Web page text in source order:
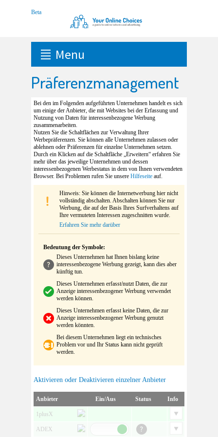
Menu
Präferenzmanagement
Bei den im Folgenden aufgeführten Unternehmen handelt es sich
um einige der Anbieter, die mit Websites bei der Erfassung und
Nutzung von Daten für interessenbezogene Werbung
zusammenarbeiten.
Nutzen Sie die Schaltflächen zur Verwaltung Ihrer
Werbepräferenzen. Sie können alle Unternehmen zulassen oder
ablehnen oder Präferenzen für einzelne Unternehmen setzen.
Durch ein Klicken auf die Schaltfläche „Erweitern“ erfahren Sie
mehr über das jeweilige Unternehmen und dessen
interessenbezogenen Werbestatus in dem von Ihnen verwendeten
Browser. Bei Problemen rufen Sie unsere Hilfeseite auf.
Hinweis: Sie können die Internetwerbung hier nicht
vollständig abschalten. Abschalten können Sie nur
Werbung, die auf der Basis Ihres Surfverhaltens auf
Ihre vermuteten Interessen zugeschnitten wurde.
Erfahren Sie mehr darüber
Bedeutung der Symbole:
Dieses Unternehmen hat Ihnen bislang keine
interessenbezogene Werbung gezeigt, kann dies aber
künftig tun.
Dieses Unternehmen erfasst/nutzt Daten, die zur
Anzeige interessenbezogener Werbung verwendet
werden können.
Dieses Unternehmen erfasst keine Daten, die zur
Anzeige interessenbezogener Werbung genutzt
werden könnten.
Bei diesem Unternehmen liegt ein technisches
Problem vor und Ihr Status kann nicht geprüft
werden.